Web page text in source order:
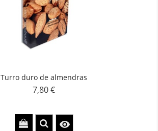
Turro duro de almendras
Precio
7,80 €
